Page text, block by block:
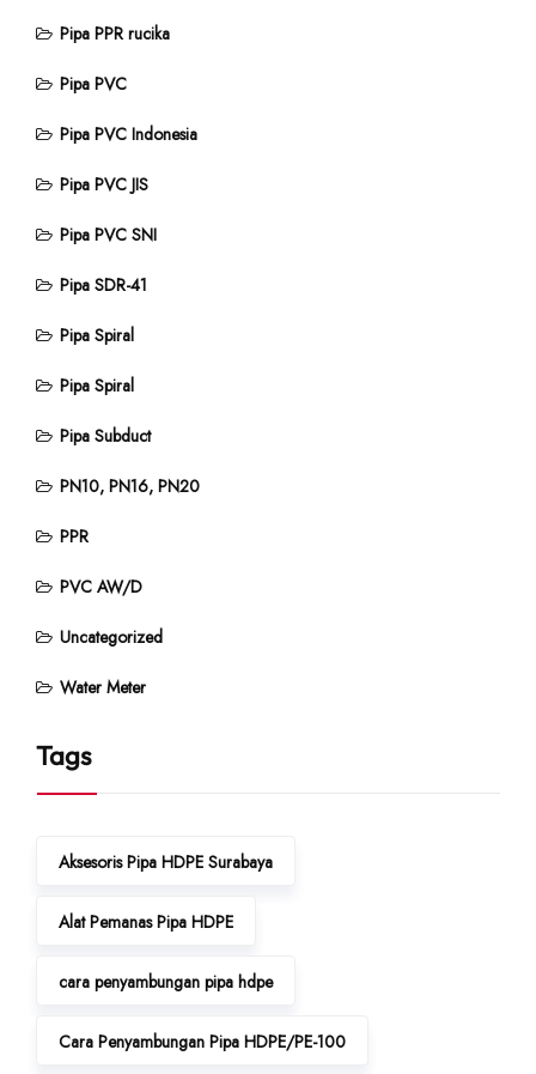
Pipa PPR rucika
Pipa PVC
Pipa PVC Indonesia
Pipa PVC JIS
Pipa PVC SNI
Pipa SDR-41
Pipa Spiral
Pipa Spiral
Pipa Subduct
PN10, PN16, PN20
PPR
PVC AW/D
Uncategorized
Water Meter
Tags
Aksesoris Pipa HDPE Surabaya
Alat Pemanas Pipa HDPE
cara penyambungan pipa hdpe
Cara Penyambungan Pipa HDPE/PE-100